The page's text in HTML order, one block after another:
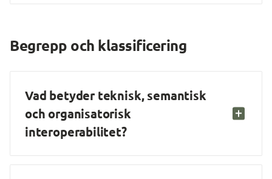
Begrepp och klassificering
Vad betyder teknisk, semantisk
och organisatorisk
interoperabilitet?